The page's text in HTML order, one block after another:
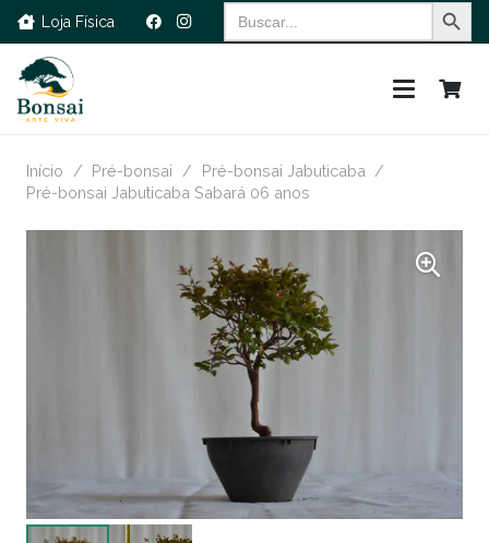
Loja Física
Search
for:
Início / Pré-bonsai / Pré-bonsai Jabuticaba /
Pré-bonsai Jabuticaba Sabará 06 anos